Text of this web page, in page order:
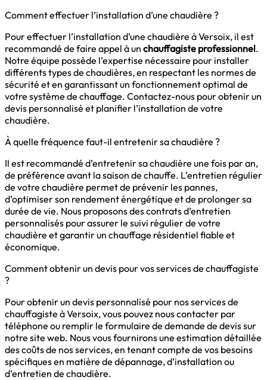
Comment effectuer l’installation d’une chaudière ?
Pour effectuer l’installation d’une chaudière à Versoix, il est
recommandé de faire appel à un chauffagiste professionnel.
Notre équipe possède l’expertise nécessaire pour installer
différents types de chaudières, en respectant les normes de
sécurité et en garantissant un fonctionnement optimal de
votre système de chauffage. Contactez-nous pour obtenir un
devis personnalisé et planifier l’installation de votre
chaudière.
À quelle fréquence faut-il entretenir sa chaudière ?
Il est recommandé d’entretenir sa chaudière une fois par an,
de préférence avant la saison de chauffe. L’entretien régulier
de votre chaudière permet de prévenir les pannes,
d’optimiser son rendement énergétique et de prolonger sa
durée de vie. Nous proposons des contrats d’entretien
personnalisés pour assurer le suivi régulier de votre
chaudière et garantir un chauffage résidentiel fiable et
économique.
Comment obtenir un devis pour vos services de chauffagiste
?
Pour obtenir un devis personnalisé pour nos services de
chauffagiste à Versoix, vous pouvez nous contacter par
téléphone ou remplir le formulaire de demande de devis sur
notre site web. Nous vous fournirons une estimation détaillée
des coûts de nos services, en tenant compte de vos besoins
spécifiques en matière de dépannage, d’installation ou
d’entretien de chaudière.